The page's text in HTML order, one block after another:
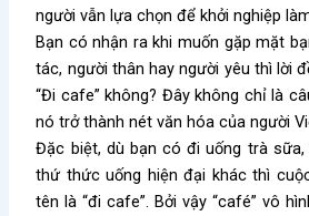
người vẫn lựa chọn để khởi nghiệp
Bạn có nhận ra khi muốn gặp mặt
tác, người thân hay người yêu thì lời
“Đi cafe” không? Đây không chỉ là
nó trở thành nét văn hóa của người
Đặc biệt, dù bạn có đi uống trà
thứ thức uống hiện đại khác thì
tên là “đi cafe”. Bởi vậy “café” vô